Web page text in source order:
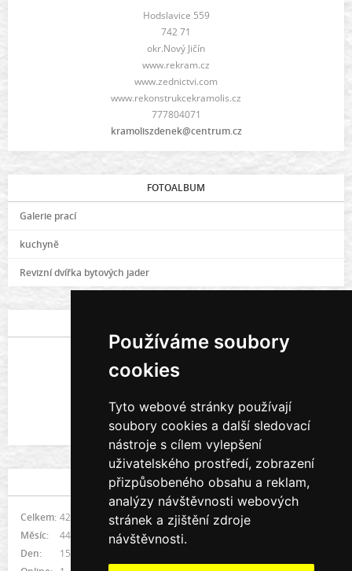
Používáme soubory
cookies
Tyto webové stránky používají
soubory cookies a další sledovací
nástroje s cílem vylepšení
uživatelského prostředí, zobrazení
přizpůsobeného obsahu a reklam,
analýzy návštěvnosti webových
stránek a zjištění zdroje
návštěvnosti.
Hodslavice 559
742 71
okr.Nový Jičín
www.rekram.cz
www.zednictvi.com
www.rekonstrukcekramolis.cz
777804071
kramoliszdenek@centrum.cz
FOTOALBUM
Galerie prací
kuchyně
Revizní dvířka bytových jader
Galerie prací
STATISTIKY
Celkem: 421531
Měsíc:
4491
Den:
155